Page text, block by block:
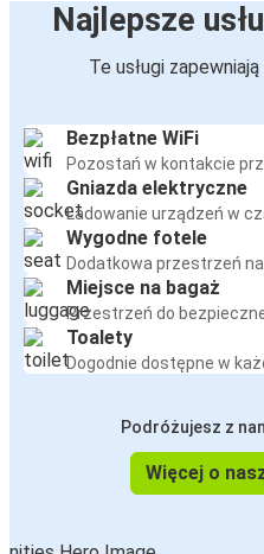
Najlepsze
Te usługi
Bezpłatne WiFi
Pozostań w kontakcie
Gniazda elektryczne
Ładowanie urządzeń w
Wygodne fotele
Dodatkowa przestrzeń
Miejsce na bagaż
Przestrzeń do
Toalety
Dogodnie dostępne w
Podróżujesz z
Więcej o